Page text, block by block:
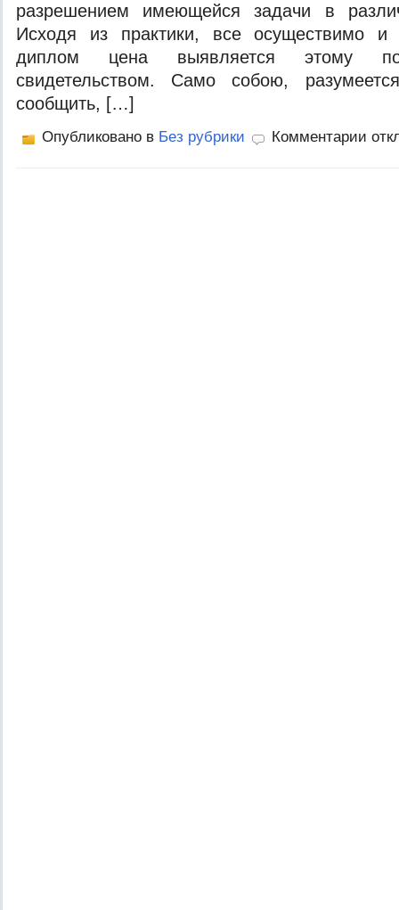
разрешением имеющейся задачи в
Исходя из практики, все осуществимо и
диплом цена выявляется этому
свидетельством. Само собою,
сообщить, […]
Опубликовано в Без рубрики Комментарии